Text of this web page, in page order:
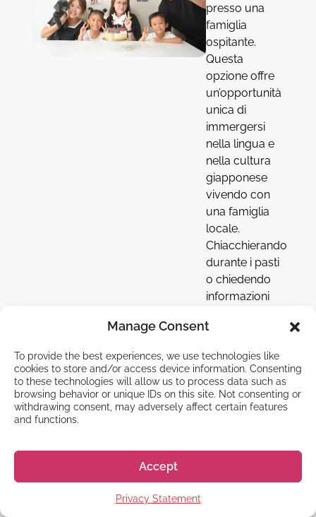
Manage Consent
To provide the best experiences, we use technologies like
cookies to store and/or access device information. Consenting
to these technologies will allow us to process data such as
browsing behavior or unique IDs on this site. Not consenting or
withdrawing consent, may adversely affect certain features
and functions.
Accept
Privacy Statement
presso una
famiglia
ospitante.
Questa
opzione offre
un’opportunità
unica di
immergersi
nella lingua e
nella cultura
giapponese
vivendo con
una famiglia
locale.
Chiacchierando
durante i pasti
o chiedendo
informazioni
del lavoro
migliorerai le
tue
conoscenze
linguistiche in
pratico.
chi vuole